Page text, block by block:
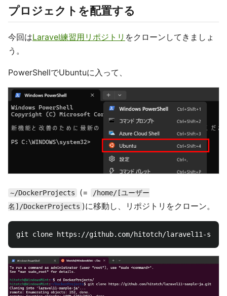
プロジェクトを配置する
今回はLaravel練習用リポジトリ をクローンしてきましょ
う。
PowerShellでUbuntuに入って、
~/DockerProjects (=
/home/[ユーザー
名]/DockerProjects )に移動し、リポジトリをクローン。